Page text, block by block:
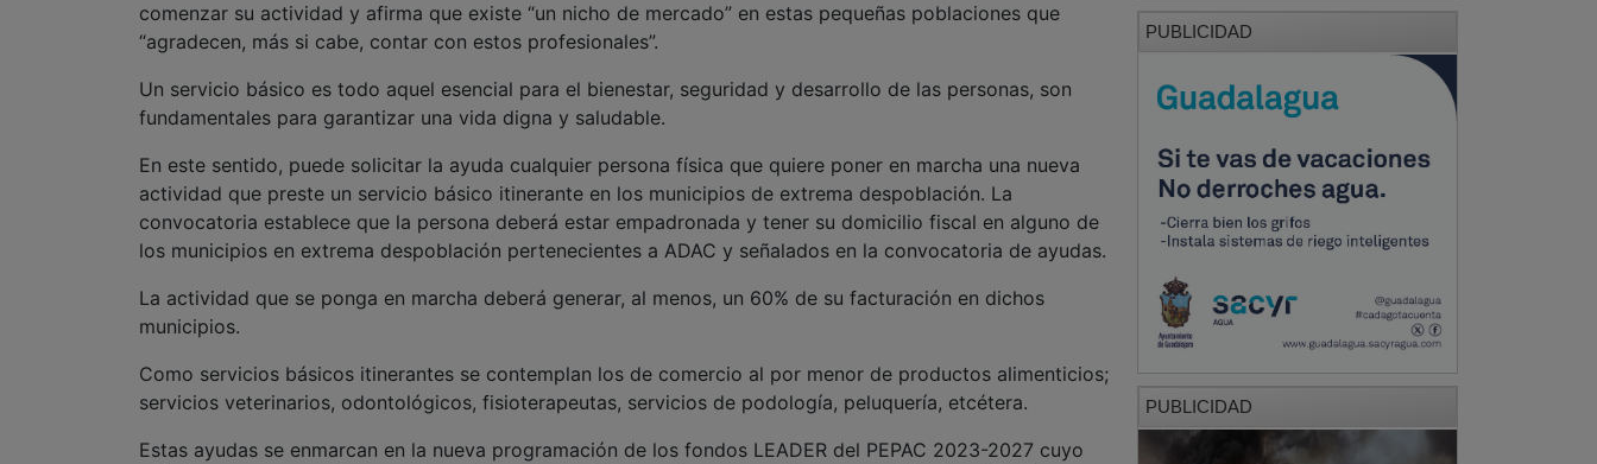
comenzar su actividad y afirma que existe “un nicho de mercado” en estas pequeñas poblaciones que
“agradecen, más si cabe, contar con estos profesionales”.
Un servicio básico es todo aquel esencial para el bienestar, seguridad y desarrollo de las personas, son
fundamentales para garantizar una vida digna y saludable.
En este sentido, puede solicitar la ayuda cualquier persona física que quiere poner en marcha una nueva
actividad que preste un servicio básico itinerante en los municipios de extrema despoblación. La
convocatoria establece que la persona deberá estar empadronada y tener su domicilio fiscal en alguno de
los municipios en extrema despoblación pertenecientes a ADAC y señalados en la convocatoria de ayudas.
La actividad que se ponga en marcha deberá generar, al menos, un 60% de su facturación en dichos
municipios.
Como servicios básicos itinerantes se contemplan los de comercio al por menor de productos alimenticios;
servicios veterinarios, odontológicos, fisioterapeutas, servicios de podología, peluquería, etcétera.
Estas ayudas se enmarcan en la nueva programación de los fondos LEADER del PEPAC 2023-2027 cuyo
PUBLICIDAD
PUBLICIDAD